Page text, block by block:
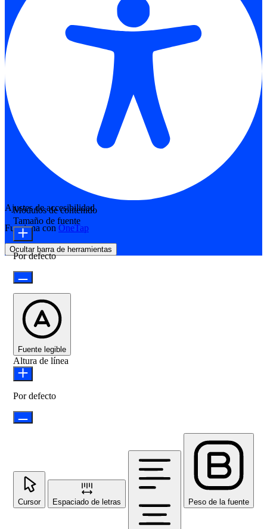
Ajustes de accesibilidad
Funciona con OneTap
Ocultar barra de herramientas
Módulos de contenido
Tamaño de fuente
Por defecto
Fuente legible
Altura de línea
Por defecto
Cursor Espaciado de letras Peso de la fuente